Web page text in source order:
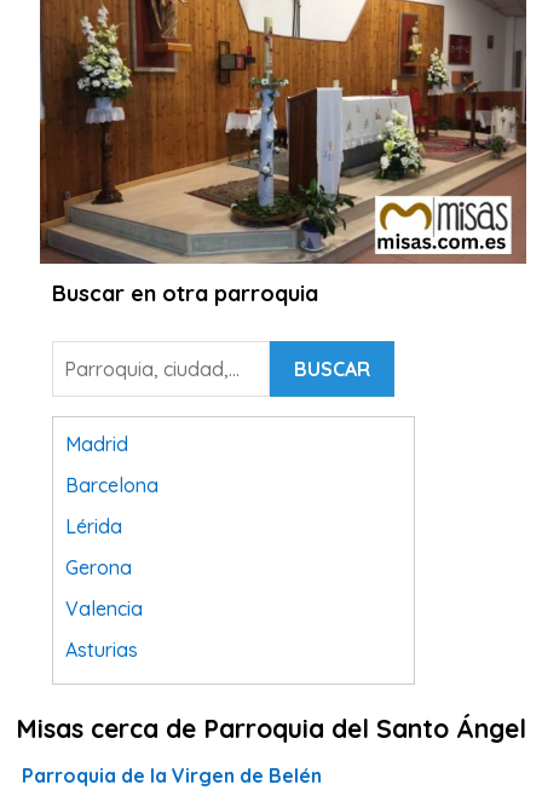
Buscar en otra parroquia
BUSCAR
Madrid
Barcelona
Lérida
Gerona
Valencia
Asturias
Tarragona
Navarra
Valladolid
Misas cerca de Parroquia del Santo Ángel
Parroquia de la Virgen de Belén